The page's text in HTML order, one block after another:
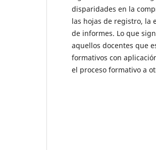
disparidades en la
las hojas de registro, la
de informes. Lo que
aquellos docentes que
formativos con
el proceso formativo a